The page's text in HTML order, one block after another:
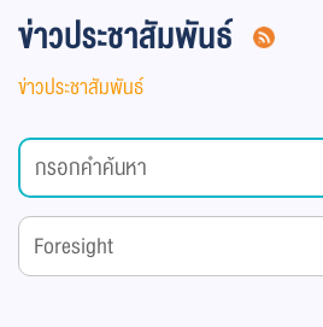
ข่าวประชาสัมพันธ์
ข่าวประชาสัมพันธ์